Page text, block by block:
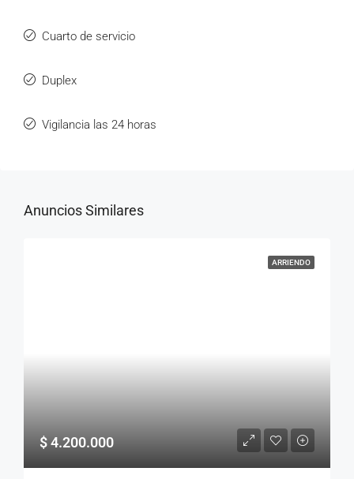
Cuarto de servicio
Duplex
Vigilancia las 24 horas
Anuncios Similares
ARRIENDO
$ 4.200.000